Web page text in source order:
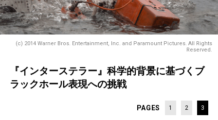
(c) 2014 Warner Bros. Entertainment, Inc. and Paramount Pictures. All Rights
Reserved.
『インターステラー』科学的背景に基づくブ
ラックホール表現への挑戦
PAGES 1 2 3